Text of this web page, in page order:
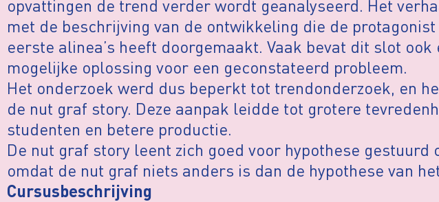
opvattingen de trend verder wordt geanalyseerd. Het
met de beschrijving van de ontwikkeling die de
eerste alinea’s heeft doorgemaakt. Vaak bevat dit slot ook
mogelijke oplossing voor een geconstateerd probleem.
Het onderzoek werd dus beperkt tot trendonderzoek, en
de nut graf story. Deze aanpak leidde tot grotere
studenten en betere productie.
De nut graf story leent zich goed voor hypothese gestuurd
omdat de nut graf niets anders is dan de hypothese van
Cursusbeschrijving